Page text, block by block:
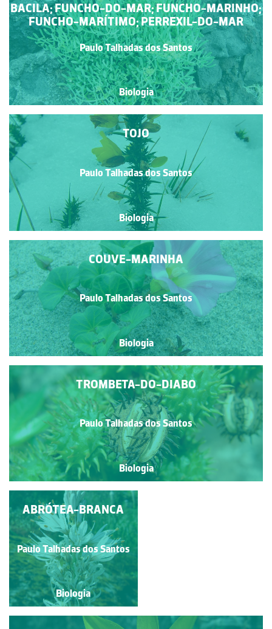
BACILA; FUNCHO-DO-MAR; FUNCHO-MARINHO;
FUNCHO-MARÍTIMO; PERREXIL-DO-MAR
Paulo Talhadas dos Santos
Biologia
TOJO
Paulo Talhadas dos Santos
Biologia
COUVE-MARINHA
Paulo Talhadas dos Santos
Biologia
TROMBETA-DO-DIABO
Paulo Talhadas dos Santos
Biologia
CARQUEJA
Paulo Talhadas dos Santos
Biologia
ABRÓTEA-BRANCA
Paulo Talhadas dos Santos
Biologia